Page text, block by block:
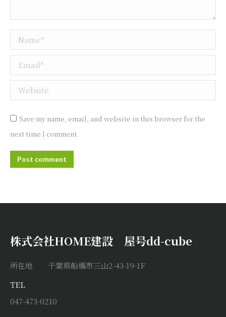
Name *
Email *
Website
Save my name, email, and website in this browser for the
next time I comment.
Post comment
株式会社HOME建設 屋号dd-cube
所在地 千葉県船橋市三山2-43-19-1F
TEL
047-473-0210